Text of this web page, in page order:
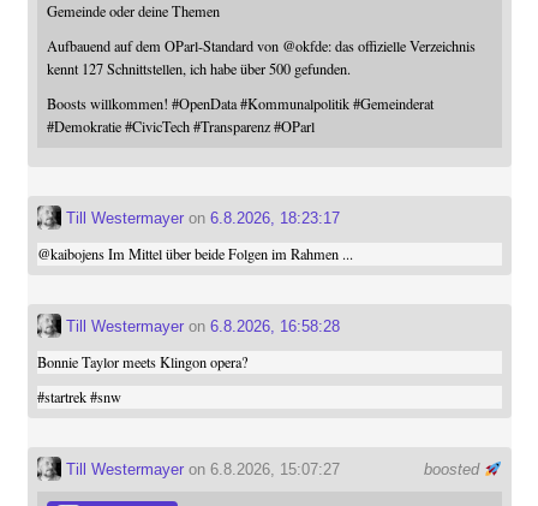
Gemeinde oder deine Themen
Aufbauend auf dem OParl-Standard von @okfde: das offizielle Verzeichnis
kennt 127 Schnittstellen, ich habe über 500 gefunden.
Boosts willkommen! #OpenData #Kommunalpolitik #Gemeinderat
#Demokratie #CivicTech #Transparenz #OParl
Till Westermayeron 6.8.2026, 18:23:17
@kaibojensIm Mittel über beide Folgen im Rahmen ...
Till Westermayeron 6.8.2026, 16:58:28
Bonnie Taylor meets Klingon opera?
#startrek #snw
boosted
Till Westermayeron 6.8.2026, 15:07:27